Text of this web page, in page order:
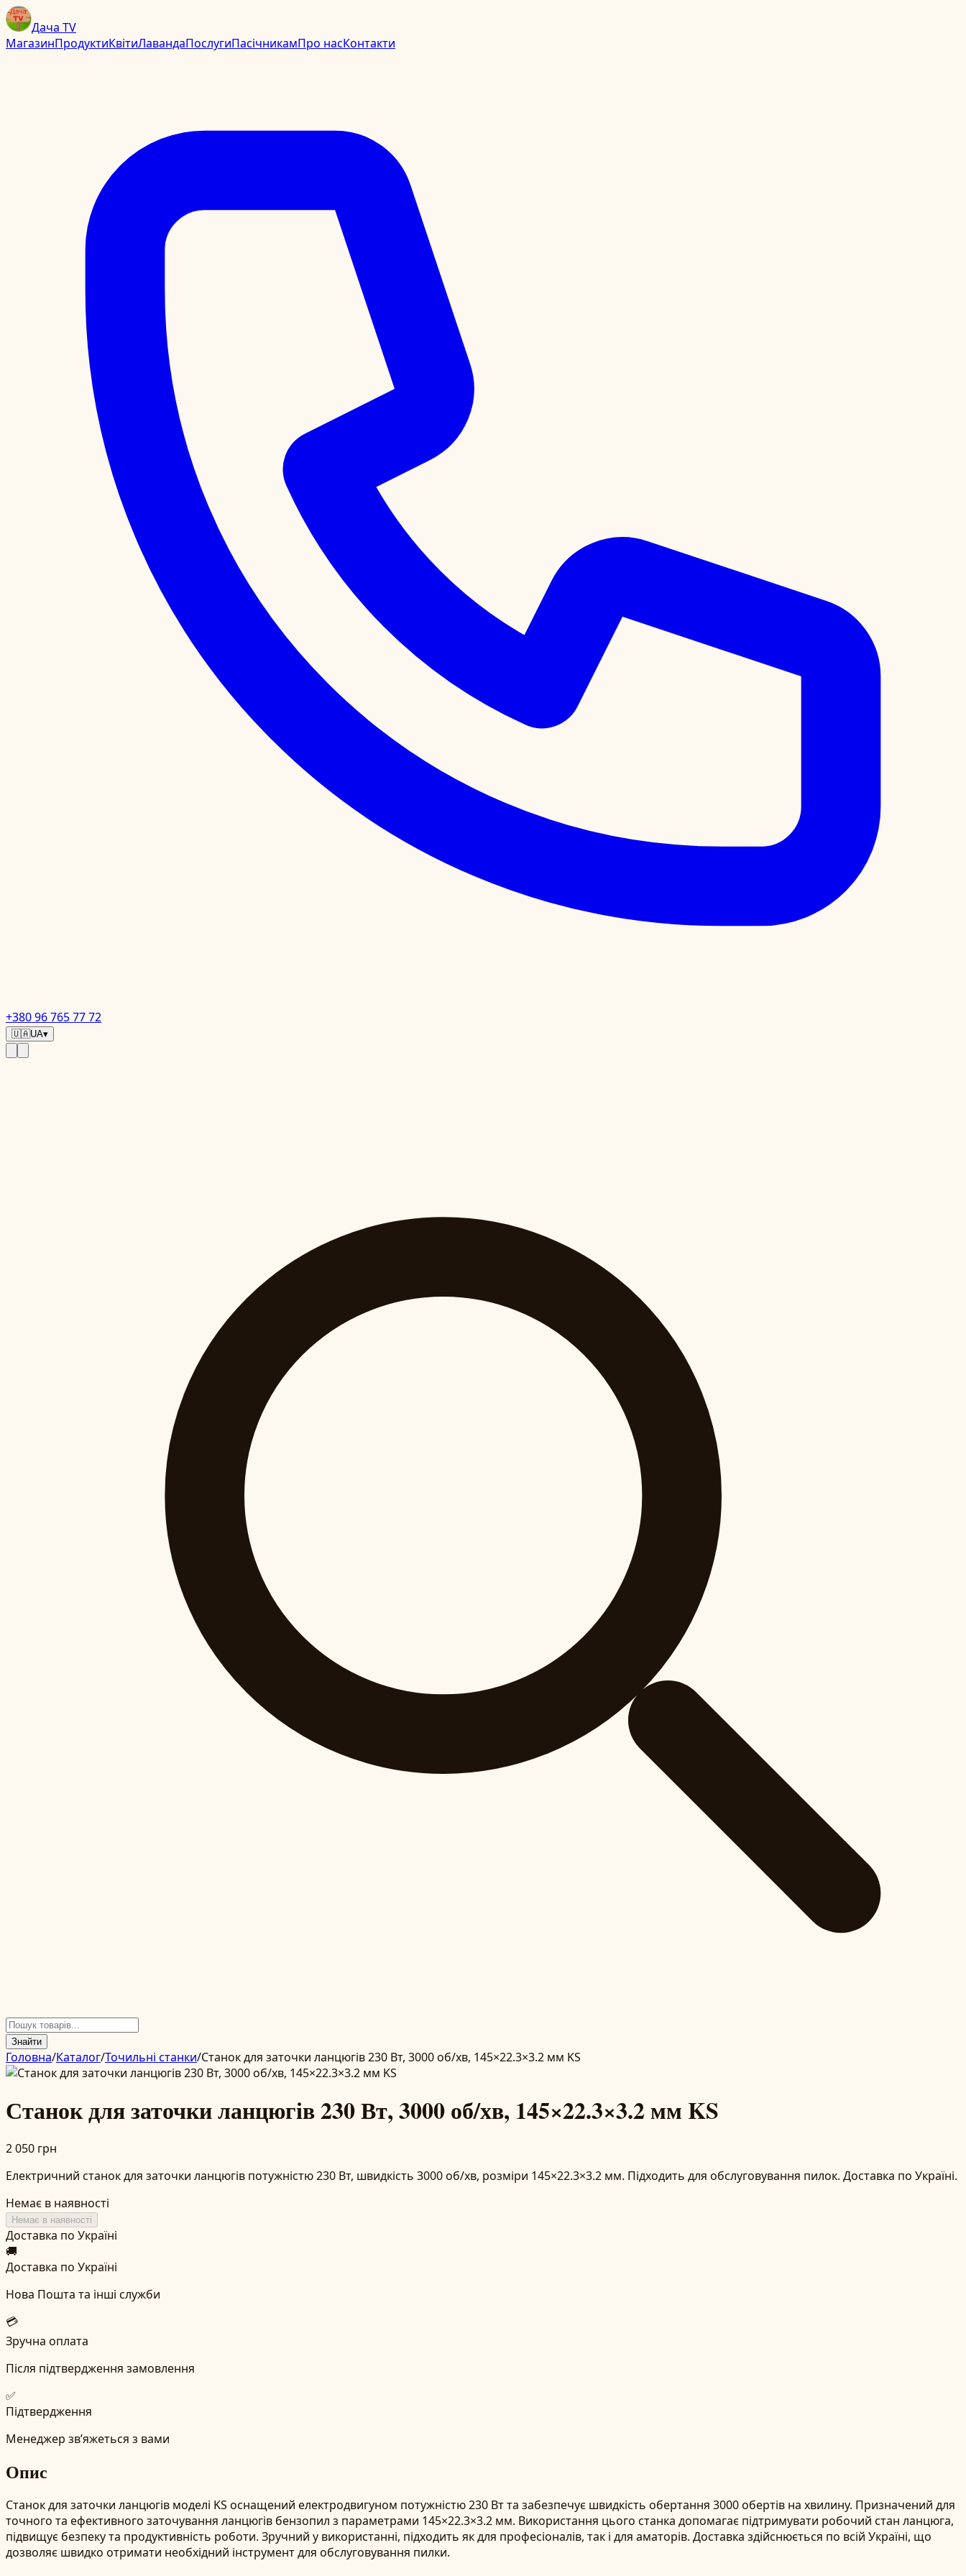
Дача TV
МагазинПродуктиКвітиЛавандаПослугиПасічникамПро насКонтакти
+380 96 765 77 72
🇺🇦UA▾
Знайти
Головна/Каталог/Точильні станки/Станок для заточки ланцюгів 230 Вт, 3000 об/хв, 145×22.3×3.2 мм KS
Станок для заточки ланцюгів 230 Вт, 3000 об/хв, 145×22.3×3.2 мм KS
2 050 грн
Електричний станок для заточки ланцюгів потужністю 230 Вт, швидкість 3000 об/хв, розміри 145×22.3×3.2 мм. Підходить для обслуговування пилок. Доставка по Україні.
Немає в наявності
Немає в наявності
Доставка по Україні
🚚
Доставка по Україні
Нова Пошта та інші служби
💳
Зручна оплата
Після підтвердження замовлення
✅
Підтвердження
Менеджер зв’яжеться з вами
Опис
Станок для заточки ланцюгів моделі KS оснащений електродвигуном потужністю 230 Вт та забезпечує швидкість обертання 3000 обертів на хвилину. Призначений для
точного та ефективного заточування ланцюгів бензопил з параметрами 145×22.3×3.2 мм. Використання цього станка допомагає підтримувати робочий стан ланцюга,
підвищує безпеку та продуктивність роботи. Зручний у використанні, підходить як для професіоналів, так і для аматорів. Доставка здійснюється по всій Україні, що
дозволяє швидко отримати необхідний інструмент для обслуговування пилки.